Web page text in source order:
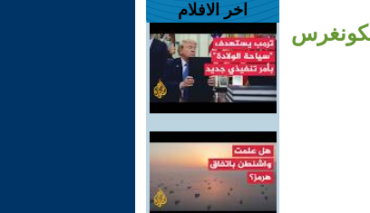
لكونغرس
اخر الافلام